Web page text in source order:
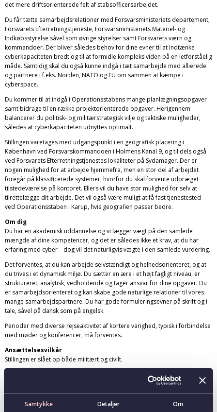
Samtykke Detaljer Om
det mere driftsorienterede felt af stabsofficersarbejdet.
Du får tætte samarbejdsrelationer med Forsvarsministeriets departement,
Forsvarets Efterretningstjeneste, Forsvarsministeriets Materiel- og
Indkøbsstyrelse såvel som øvrige styrelser samt Forsvarets værn og
kommandoer. Der bliver således behov for dine evner til at indtænke
cyberkapaciteten bredt og til at formidle kompleks viden på en letforståelig
måde. Samtidig skal du også kunne indgå i tæt samarbejde med allierede
og partnere i f.eks. Norden, NATO og EU om sammen at kæmpe i
cyberspace.
Du kommer til at indgå i Operationsstabens mange planlægningsopgaver
samt bidrage til en række projektorienterede opgaver. Herigennem
balancerer du politisk- og militærstrategisk vilje og taktiske muligheder,
således at cyberkapaciteten udnyttes optimalt.
Stillingen varetages med udgangspunkt i en geografisk placering i
København ved Forsvarskommandoen i Holmens Kanal 9, og til dels også
ved Forsvarets Efterretningstjenestes lokaliteter på Sydamager. Der er
nogen mulighed for at arbejde hjemmefra, men en stor del af arbejdet
foregår på klassificerede systemer, hvorfor du skal forvente udpræget
tilstedeværelse på kontoret. Ellers vil du have stor mulighed for selv at
tilrettelægge dit arbejde. Det vil også være muligt at få fast tjenestested
ved Operationsstaben i Karup, hvis geografien passer bedre.
Om dig
Du har en akademisk uddannelse og vi lægger vægt på den samlede
mængde af dine kompetencer, og det er således ikke et krav, at du har
erfaring med cyber – dog vil det naturligvis vægte i den samlede vurdering.
Det forventes, at du kan arbejde selvstændigt og helhedsorienteret, og at
du trives i et dynamisk miljø. Du sætter en ære i et højt fagligt niveau, er
struktureret, analytisk, vedholdende og tager ansvar for dine opgaver. Du
er samarbejdsorienteret og kan skabe gode naturlige relationer til vores
mange samarbejdspartnere. Du har gode formuleringsevner på skrift og i
tale, såvel på dansk som på engelsk.
Perioder med diverse rejseaktivitet af kortere varighed, typisk i forbindelse
med møder og konferencer, må forventes.
Ansættelsesvilkår
Stillingen er slået op både militært og civilt.
Du ansættes i henhold til den til enhver tid gældende overenskomst mellem
Finansministeriet og en række akademikerorganisationer for akademikere i
staten (Akademikeroverenskomsten).
Afhængigt af dine kvalifikationer og kompetencer, er der mulighed for